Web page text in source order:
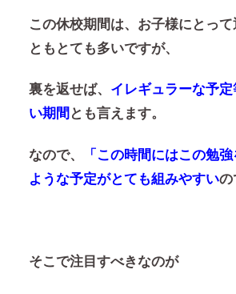
この休校期間は、お子様にとって
ともとても多いですが、
裏を返せば、 イレギュラーな予定
い期間 とも言えます。
なので、
「この時間にはこの勉
ような予定がとても組みやすいの
そこで注目すべきなのが